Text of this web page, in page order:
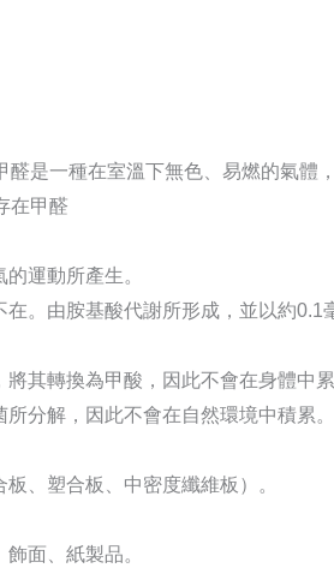
醛是一種在室溫下無色、易燃的氣體
在甲醛
運動所產生。
。由胺基酸代謝所形成，並以約0.1
其轉換為甲酸，因此不會在身體中
分解，因此不會在自然環境中積累。
、塑合板、中密度纖維板）。
面、紙製品。